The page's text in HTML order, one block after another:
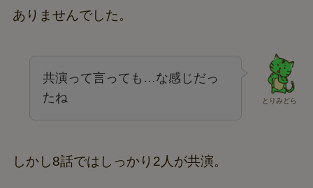
ありませんでした。
とりみどら
共演って言っても…な感じだっ
たね
しかし8話ではしっかり2人が共演。